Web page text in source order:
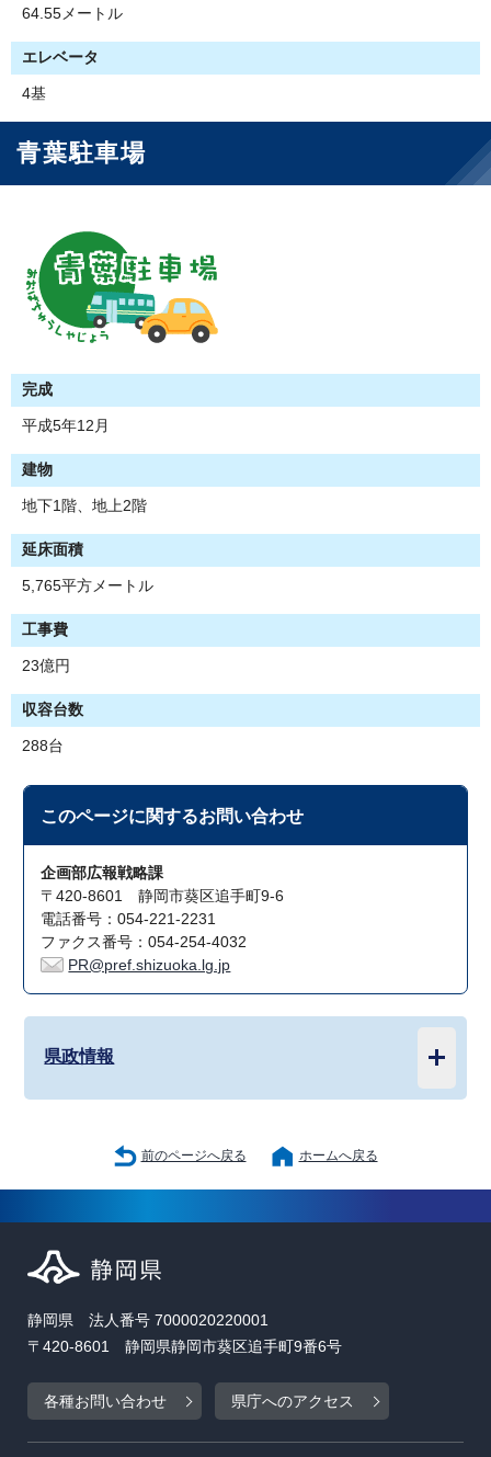
64.55メートル
エレベータ
4基
青葉駐車場
完成
平成5年12月
建物
地下1階、地上2階
延床面積
5,765平方メートル
工事費
23億円
収容台数
288台
このページに関するお問い合わせ
企画部広報戦略課
〒420-8601 静岡市葵区追手町9-6
電話番号：054-221-2231
ファクス番号：054-254-4032
PR@pref.shizuoka.lg.jp
県政情報
前のページへ戻る ホームへ戻る
静岡県 法人番号 7000020220001
〒420-8601 静岡県静岡市葵区追手町9番6号
各種お問い合わせ 県庁へのアクセス